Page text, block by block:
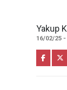
Yakup
16/02/25 -